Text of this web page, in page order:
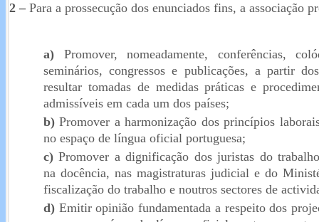
2 – Para a prossecução dos enunciados fins, a associação
a) Promover, nomeadamente, conferências,
seminários, congressos e publicações, a partir
resultar tomadas de medidas práticas e
admissíveis em cada um dos países;
b) Promover a harmonização dos princípios
no espaço de língua oficial portuguesa;
c) Promover a dignificação dos juristas do
na docência, nas magistraturas judicial e do
fiscalização do trabalho e noutros sectores de
d) Emitir opinião fundamentada a respeito dos